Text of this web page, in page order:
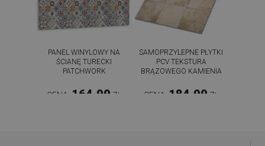
PANEL WINYLOWY NA
ŚCIANĘ TURECKI
PATCHWORK
CENA: 164.99 ZŁ
SAMOPRZYLEPNE PŁYTKI
PCV TEKSTURA
BRĄZOWEGO KAMIENIA
CENA: 184.99 ZŁ